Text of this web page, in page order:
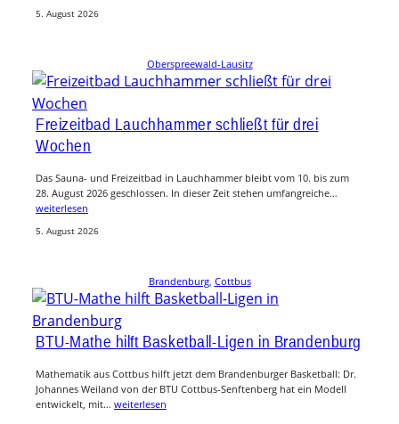
5. August 2026
Oberspreewald-Lausitz
Freizeitbad Lauchhammer schließt für drei
Wochen
Das Sauna- und Freizeitbad in Lauchhammer bleibt vom 10. bis zum
28. August 2026 geschlossen. In dieser Zeit stehen umfangreiche…
weiterlesen
5. August 2026
Brandenburg, Cottbus
BTU-Mathe hilft Basketball-Ligen in Brandenburg
Mathematik aus Cottbus hilft jetzt dem Brandenburger Basketball: Dr.
Johannes Weiland von der BTU Cottbus-Senftenberg hat ein Modell
entwickelt, mit… weiterlesen